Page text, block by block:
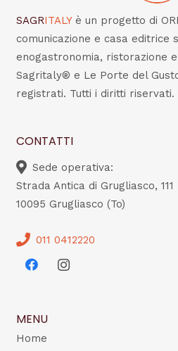
SAGRITALY è un progetto di
comunicazione e casa editrice
enogastronomia, ristorazione
Sagritaly® e Le Porte del
registrati. Tutti i diritti riservati.
CONTATTI
Sede operativa:
Strada Antica di Grugliasco, 111
10095 Grugliasco (To)
011 0412220
MENU
Home